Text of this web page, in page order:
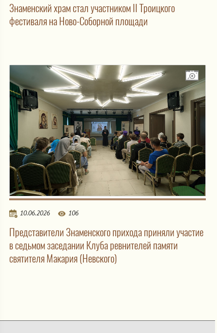
Знаменский храм стал участником II Троицкого
фестиваля на Ново-Соборной площади
10.06.2026 106
Представители Знаменского прихода приняли участие
в седьмом заседании Клуба ревнителей памяти
святителя Макария (Невского)